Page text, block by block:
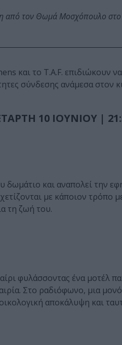
από τον Θωμά Μοσχόπουλο
και το T.A.F. επιδιώκουν
σύνδεσης ανάμεσα στον
10 ΙΟΥΝΙΟΥ |
δωμάτιο και αναπολεί την
με κάποιον τρόπο
τη ζωή του.
φυλάσσοντας ένα μοτέλ
Στο ραδιόφωνο, μια
αποκάλυψη και